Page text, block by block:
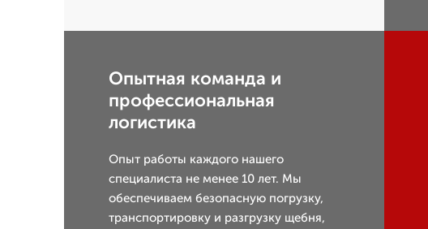
Опытная команда и
профессиональная
логистика
Опыт работы каждого нашего
специалиста не менее 10 лет. Мы
обеспечиваем безопасную погрузку,
транспортировку и разгрузку щебня,